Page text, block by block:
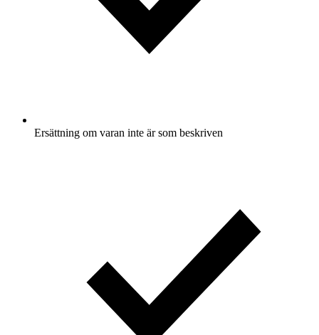
Ersättning om varan inte är som beskriven